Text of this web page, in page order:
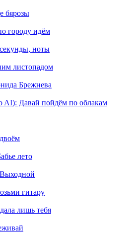
городу идём
ноты
листопадом
Брежнева
AI): Давай пойдём по облакам
лето
гитару
лишь тебя